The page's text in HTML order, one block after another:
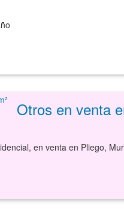
Otros en venta